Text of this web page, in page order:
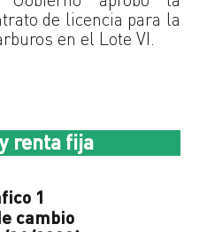
de licencia para la
en el Lote VI.
renta fija
1
cambio